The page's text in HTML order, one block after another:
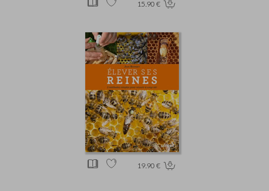
15.90 €
19.90 €